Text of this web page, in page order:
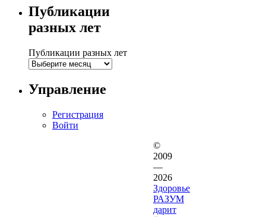
Публикации
разных лет
Публикации разных лет
Управление
Регистрация
Войти
©
2009
—
2026
Здоровье
РАЗУМ
дарит